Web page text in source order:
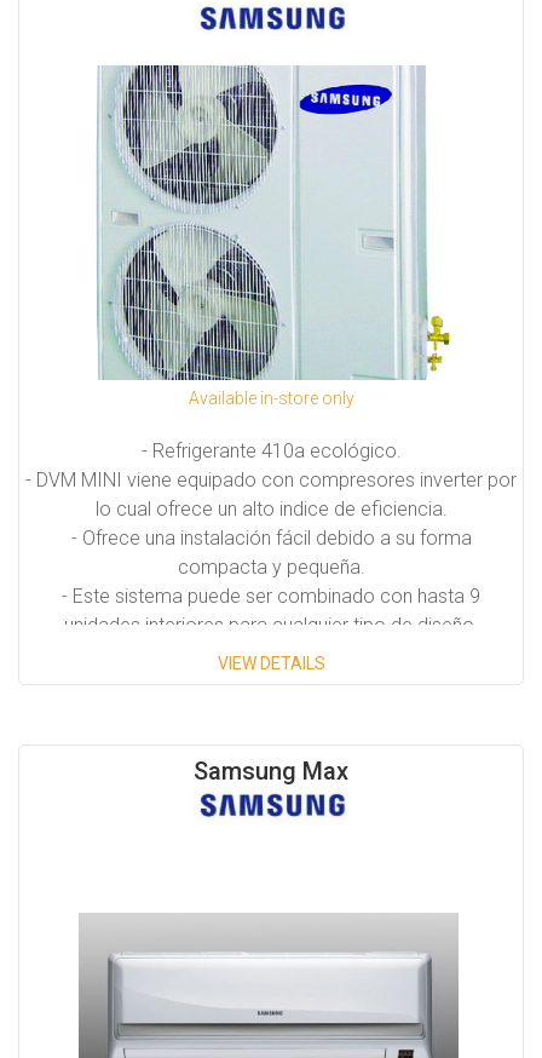
Available in-store only
- Refrigerante 410a ecológico.
- DVM MINI viene equipado con compresores inverter por
lo cual ofrece un alto indice de eficiencia.
- Ofrece una instalación fácil debido a su forma
compacta y pequeña.
- Este sistema puede ser combinado con hasta 9
unidades interiores para cualquier tipo de diseño.
Capacidades Disponibles:
3.5 Tons
4.5 Tons
5.0 Tons
VIEW DETAILS
Samsung Max